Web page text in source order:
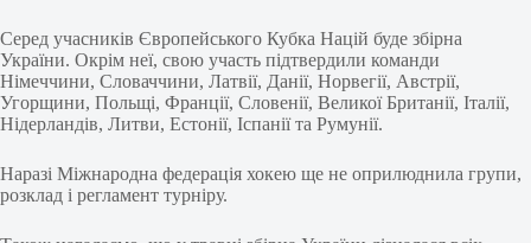
Серед учасників Європейського Кубка Націй буде збірна
України. Окрім неї, свою участь підтвердили команди
Німеччини, Словаччини, Латвії, Данії, Норвегії, Австрії,
Угорщини, Польщі, Франції, Словенії, Великої Британії, Італії,
Нідерландів, Литви, Естонії, Іспанії та Румунії.
Наразі Міжнародна федерація хокею ще не оприлюднила групи,
розклад і регламент турніру.